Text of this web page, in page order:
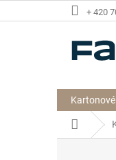
na
+ 420
Domů